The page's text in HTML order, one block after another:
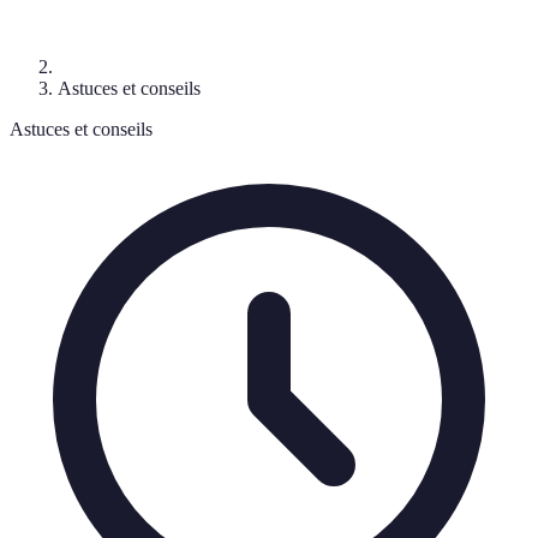
Astuces et conseils
Astuces et conseils